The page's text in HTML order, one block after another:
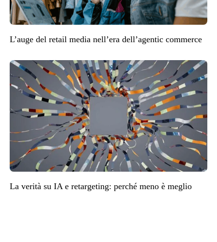
L’auge del retail media nell’era dell’agentic commerce
La verità su IA e retargeting: perché meno è meglio